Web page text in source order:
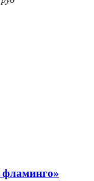
фламинго»